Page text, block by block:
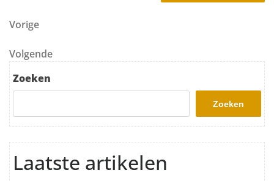
Berichtnavigatie
Vorig bericht
Vorige
Volgend bericht
Volgende
Zoeken
Zoeken
Laatste artikelen